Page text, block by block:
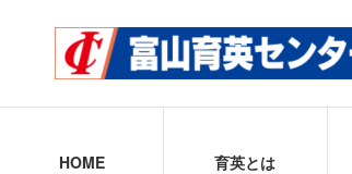
HOME 育英とは